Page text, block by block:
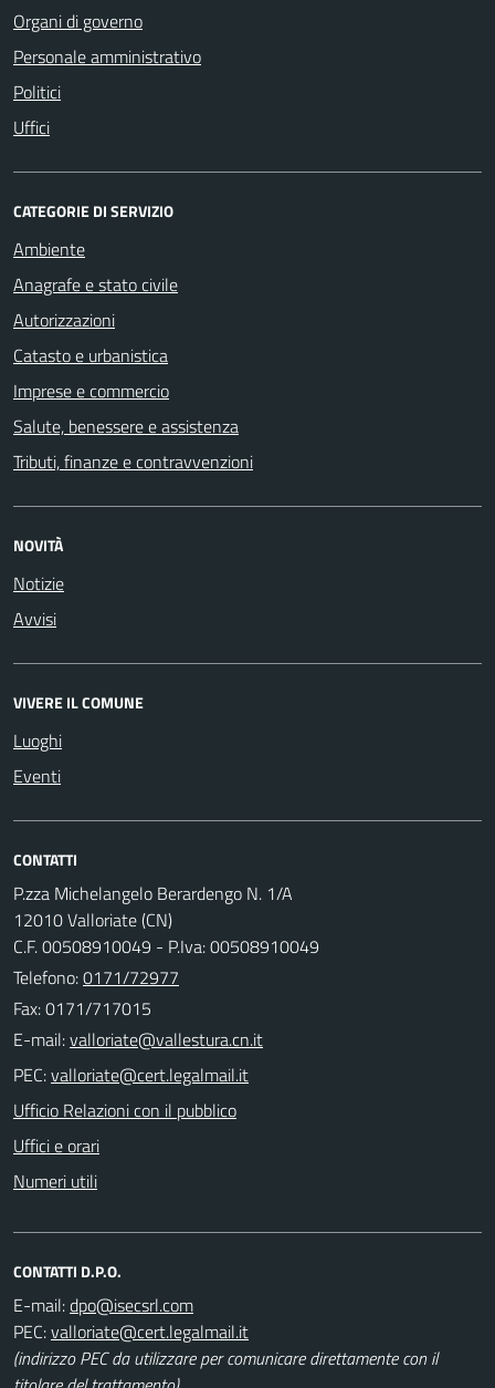
Organi di governo
Personale amministrativo
Politici
Uffici
CATEGORIE DI SERVIZIO
Ambiente
Anagrafe e stato civile
Autorizzazioni
Catasto e urbanistica
Imprese e commercio
Salute, benessere e assistenza
Tributi, finanze e contravvenzioni
NOVITÀ
Notizie
Avvisi
VIVERE IL COMUNE
Luoghi
Eventi
CONTATTI
P.zza Michelangelo Berardengo N. 1/A
12010 Valloriate (CN)
C.F. 00508910049 - P.Iva: 00508910049
Telefono:0171/72977
Fax: 0171/717015
E-mail:
PEC:
Ufficio Relazioni con il pubblico
Uffici e orari
Numeri utili
CONTATTI D.P.O.
E-mail:
PEC:
(indirizzo PEC da utilizzare per comunicare direttamente con il